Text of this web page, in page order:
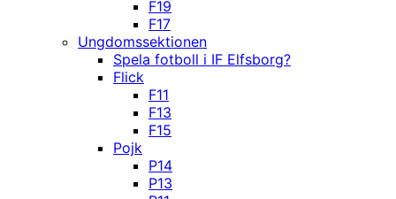
F19
F17
Ungdomssektionen
Spela fotboll i IF Elfsborg?
Flick
F11
F13
F15
Pojk
P14
P13